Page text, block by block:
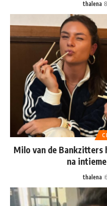
thalena
Milo van de
na
thalena